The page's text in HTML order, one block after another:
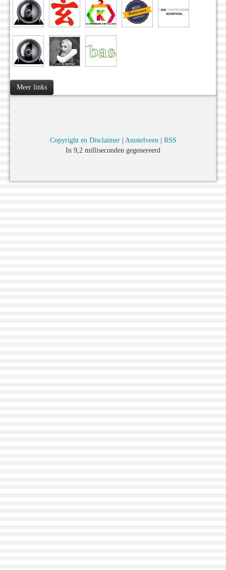
Meer links
Copyright en Disclaimer| Amstelveen| RSS
In 9,2 milliseconden gegenereerd